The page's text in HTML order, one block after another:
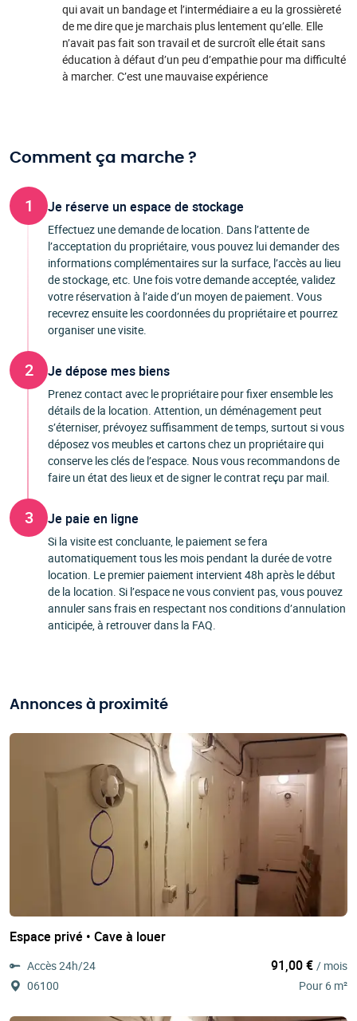
qui avait un bandage et l’intermédiaire a eu la grossièreté
de me dire que je marchais plus lentement qu’elle. Elle
n’avait pas fait son travail et de surcroît elle était sans
éducation à défaut d’un peu d’empathie pour ma difficulté
à marcher. C’est une mauvaise expérience
Comment ça marche ?
1 Je réserve un espace de stockage
Effectuez une demande de location. Dans l’attente de
l’acceptation du propriétaire, vous pouvez lui demander des
informations complémentaires sur la surface, l’accès au lieu
de stockage, etc. Une fois votre demande acceptée, validez
votre réservation à l’aide d’un moyen de paiement. Vous
recevrez ensuite les coordonnées du propriétaire et pourrez
organiser une visite.
2 Je dépose mes biens
Prenez contact avec le propriétaire pour fixer ensemble les
détails de la location. Attention, un déménagement peut
s’éterniser, prévoyez suffisamment de temps, surtout si vous
déposez vos meubles et cartons chez un propriétaire qui
conserve les clés de l’espace. Nous vous recommandons de
faire un état des lieux et de signer le contrat reçu par mail.
3 Je paie en ligne
Si la visite est concluante, le paiement se fera
automatiquement tous les mois pendant la durée de votre
location. Le premier paiement intervient 48h après le début
de la location. Si l’espace ne vous convient pas, vous pouvez
annuler sans frais en respectant nos conditions d’annulation
anticipée, à retrouver dans la FAQ.
Annonces à proximité
Espace privé • Cave à louer
Accès 24h/24
06100
91,00 € / mois
Pour 6 m²